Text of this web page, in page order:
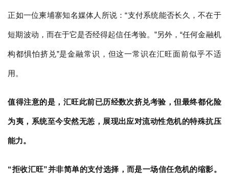
正如一位柬埔寨知名媒体人所说：“支付系统能否长久，不在于
短期波动，而在于它是否经得起信任考验。”另外，“任何金融机
构都惧怕挤兑”是金融常识，但这一常识在汇旺面前似乎不适
用。
值得注意的是，汇旺此前已历经数次挤兑考验，但最终都化险
为夷，系统至今安然无恙，展现出应对流动性危机的特殊抗压
能力。
“拒收汇旺”并非简单的支付选择，而是一场信任危机的缩影。